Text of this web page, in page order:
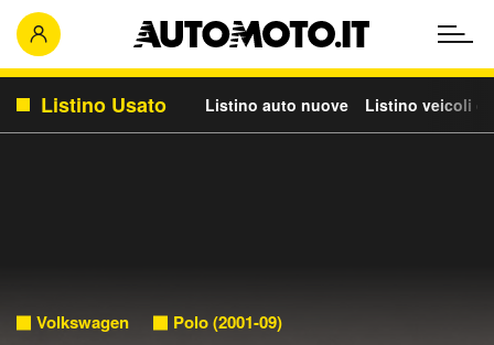
Listino Usato Listino auto nuove Listino veicoli
Volkswagen Polo (2001-09)